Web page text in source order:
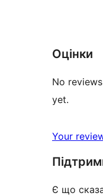
Оцінки
No
yet.
Your
Є що